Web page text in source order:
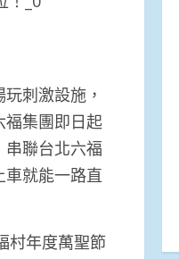
刺激設施，
福集團即日起
聯台北六福
就能一路直
村年度萬聖節